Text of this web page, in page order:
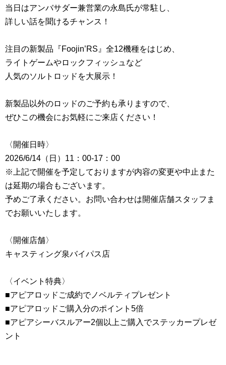
当日はアンバサダー兼営業の永島氏が常駐し、
詳しい話を聞けるチャンス！
注目の新製品『Foojin’RS』全12機種をはじめ、
ライトゲームやロックフィッシュなど
人気のソルトロッドを大展示！
新製品以外のロッドのご予約も承りますので、
ぜひこの機会にお気軽にご来店ください！
〈開催日時〉
2026/6/14（日）11：00-17：00
※上記で開催を予定しておりますが内容の変更や中止また
は延期の場合もございます。
予めご了承ください。お問い合わせは開催店舗スタッフま
でお願いいたします。
〈開催店舗〉
キャスティング泉バイパス店
〈イベント特典〉
■アピアロッドご成約でノベルティプレゼント
■アピアロッドご購入分のポイント5倍
■アピアシーバスルアー2個以上ご購入でステッカープレゼ
ント